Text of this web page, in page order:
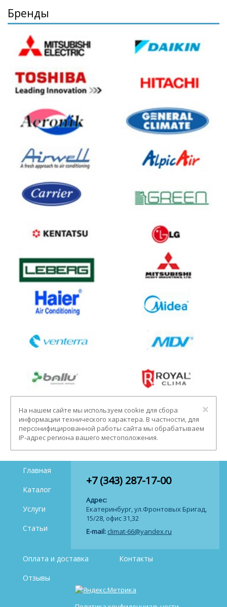
Бренды
×
На нашем сайте мы используем cookie для сбора
информации технического характера. В частности, для
персонифицированной работы сайта мы обрабатываем
IP-адрес региона вашего местоположения.
+7 (343) 287-17-00
Адрес:
Екатеринбург, ул.Фронтовых Бригад,
15/28, офис 31,32
E-mail: climat-66@yandex.ru
Главная
Каталог
Услуги
Статьи
Оплата и доставка
Контакты
Отзывы